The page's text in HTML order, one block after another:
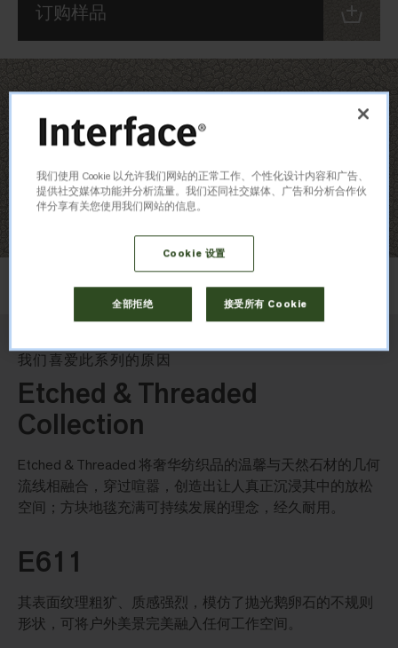
顺铺
订购样品
我们喜爱此系列的原因
Etched & Threaded
Collection
Etched & Threaded 将奢华纺织品的温馨与天然石材的几何
流线相融合，穿过喧嚣，创造出让人真正沉浸其中的放松
空间；方块地毯充满可持续发展的理念，经久耐用。
E611
其表面纹理粗犷、质感强烈，模仿了抛光鹅卵石的不规则
形状，可将户外美景完美融入任何工作空间。
我们使用 Cookie 以允许我们网站的正常工作、个性化设计内容和广告、
提供社交媒体功能并分析流量。我们还同社交媒体、广告和分析合作伙
伴分享有关您使用我们网站的信息。
Cookie 设置
全部拒绝 接受所有 Cookie